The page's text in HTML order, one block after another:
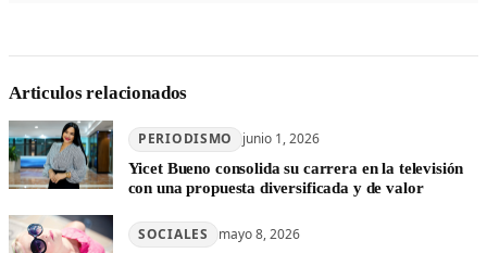
Articulos relacionados
PERIODISMO junio 1, 2026
Yicet Bueno consolida su carrera en la televisión
con una propuesta diversificada y de valor
SOCIALES mayo 8, 2026